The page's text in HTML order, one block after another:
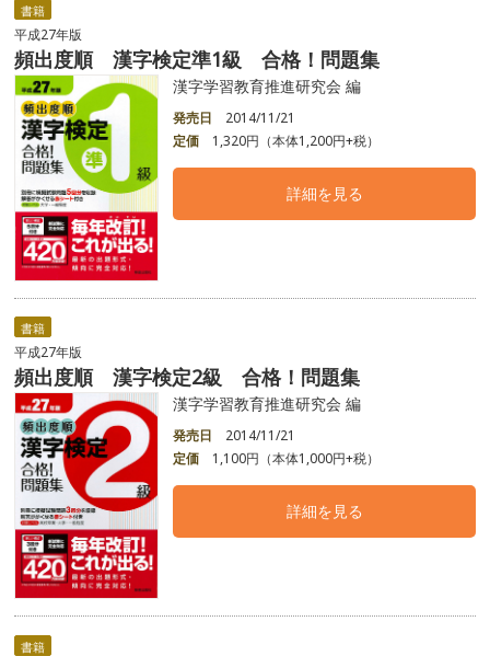
書籍
平成27年版
頻出度順 漢字検定準1級 合格！問題集
漢字学習教育推進研究会 編
発売日
2014/11/21
定価
1,320円（本体1,200円+税）
詳細を見る
書籍
平成27年版
頻出度順 漢字検定2級 合格！問題集
漢字学習教育推進研究会 編
発売日
2014/11/21
定価
1,100円（本体1,000円+税）
詳細を見る
書籍